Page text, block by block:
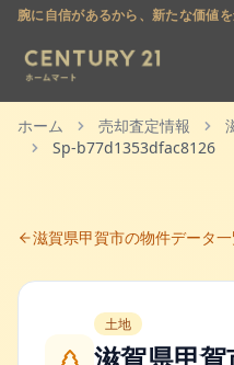
腕に自信があるから、新たな価値を
ホーム 売却査定情報
Sp-b77d1353dfac8126
滋賀県甲賀市の物件データ
土地